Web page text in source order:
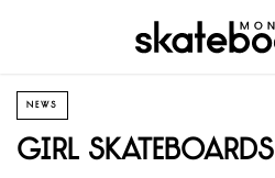
NEWS
Girl Skateboards